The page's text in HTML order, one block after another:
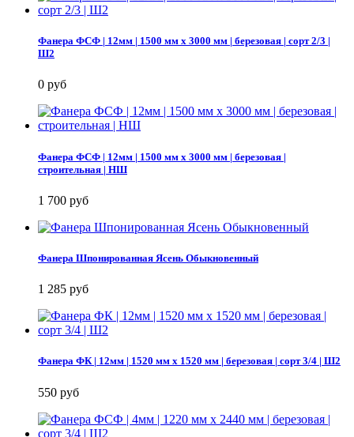
Фанера ФСФ | 12мм | 1500 мм х 3000 мм | березовая | сорт 2/3 |
Ш2
0 руб
Фанера ФСФ | 12мм | 1500 мм х 3000 мм | березовая |
строительная | НШ
1 700 руб
Фанера Шпонированная Ясень Обыкновенный
1 285 руб
Фанера ФК | 12мм | 1520 мм х 1520 мм | березовая | сорт 3/4 | Ш2
550 руб